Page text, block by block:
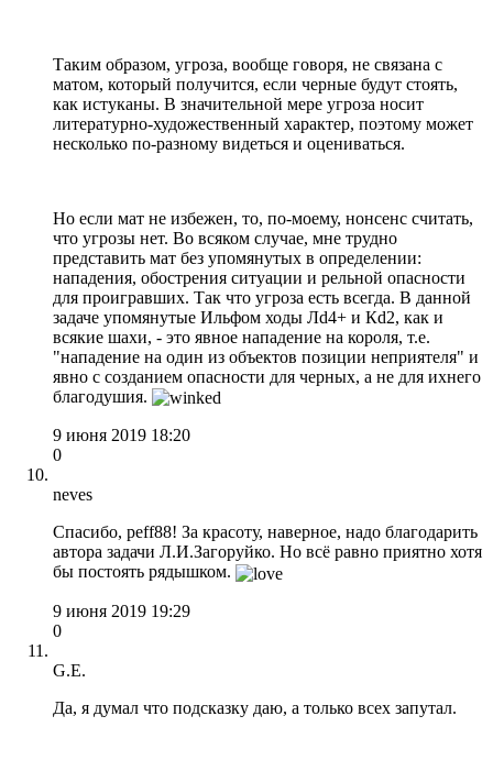
Таким образом, угроза, вообще говоря, не связана с
матом, который получится, если черные будут стоять,
как истуканы. В значительной мере угроза носит
литературно-художественный характер, поэтому может
несколько по-разному видеться и оцениваться.
Но если мат не избежен, то, по-моему, нонсенс считать,
что угрозы нет. Во всяком случае, мне трудно
представить мат без упомянутых в определении:
нападения, обострения ситуации и рельной опасности
для проигравших. Так что угроза есть всегда. В данной
задаче упомянутые Ильфом ходы Лd4+ и Кd2, как и
всякие шахи, - это явное нападение на короля, т.е.
"нападение на один из объектов позиции неприятеля" и
явно с созданием опасности для черных, а не для ихнего
благодушия.
9 июня 2019 18:20
0
neves
Спасибо, peff88! За красоту, наверное, надо благодарить
автора задачи Л.И.Загоруйко. Но всё равно приятно хотя
бы постоять рядышком.
9 июня 2019 19:29
0
G.E.
Да, я думал что подсказку даю, а только всех запутал.